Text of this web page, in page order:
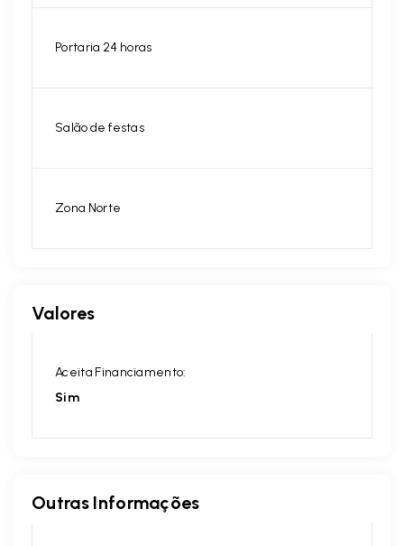
Portaria 24 horas
Salão de festas
Zona Norte
Valores
Aceita Financiamento:
Sim
Outras Informações